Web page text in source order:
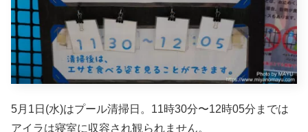
5月1日(水)はプール清掃日。11時30分〜12時05分までは
アイラは寝室に収容され観られません。